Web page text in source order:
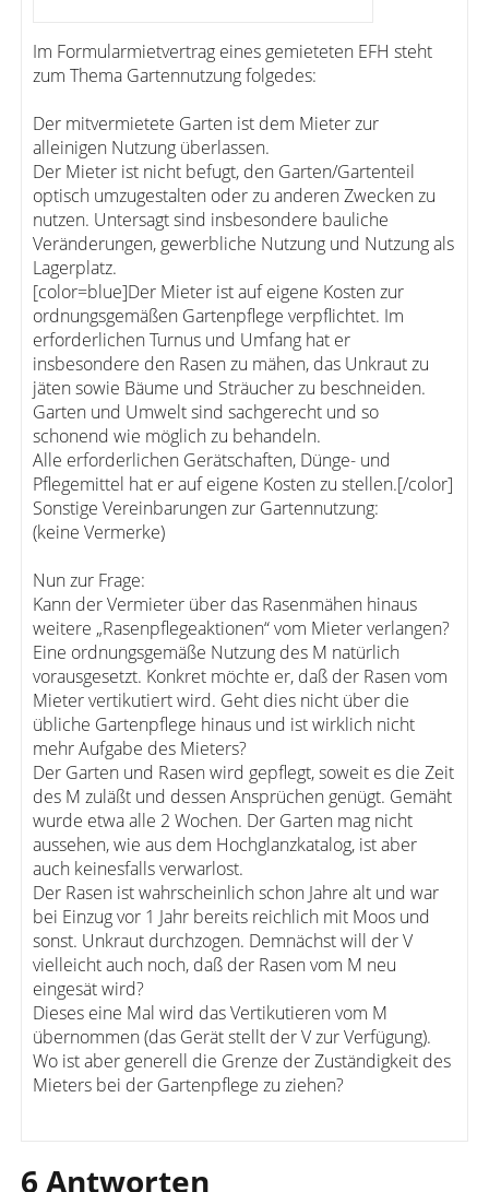
Im Formularmietvertrag eines gemieteten EFH steht
zum Thema Gartennutzung folgedes:
Der mitvermietete Garten ist dem Mieter zur
alleinigen Nutzung überlassen.
Der Mieter ist nicht befugt, den Garten/Gartenteil
optisch umzugestalten oder zu anderen Zwecken zu
nutzen. Untersagt sind insbesondere bauliche
Veränderungen, gewerbliche Nutzung und Nutzung als
Lagerplatz.
[color=blue]Der Mieter ist auf eigene Kosten zur
ordnungsgemäßen Gartenpflege verpflichtet. Im
erforderlichen Turnus und Umfang hat er
insbesondere den Rasen zu mähen, das Unkraut zu
jäten sowie Bäume und Sträucher zu beschneiden.
Garten und Umwelt sind sachgerecht und so
schonend wie möglich zu behandeln.
Alle erforderlichen Gerätschaften, Dünge- und
Pflegemittel hat er auf eigene Kosten zu stellen.[/color]
Sonstige Vereinbarungen zur Gartennutzung:
(keine Vermerke)
Nun zur Frage:
Kann der Vermieter über das Rasenmähen hinaus
weitere „Rasenpflegeaktionen“ vom Mieter verlangen?
Eine ordnungsgemäße Nutzung des M natürlich
vorausgesetzt. Konkret möchte er, daß der Rasen vom
Mieter vertikutiert wird. Geht dies nicht über die
übliche Gartenpflege hinaus und ist wirklich nicht
mehr Aufgabe des Mieters?
Der Garten und Rasen wird gepflegt, soweit es die Zeit
des M zuläßt und dessen Ansprüchen genügt. Gemäht
wurde etwa alle 2 Wochen. Der Garten mag nicht
aussehen, wie aus dem Hochglanzkatalog, ist aber
auch keinesfalls verwarlost.
Der Rasen ist wahrscheinlich schon Jahre alt und war
bei Einzug vor 1 Jahr bereits reichlich mit Moos und
sonst. Unkraut durchzogen. Demnächst will der V
vielleicht auch noch, daß der Rasen vom M neu
eingesät wird?
Dieses eine Mal wird das Vertikutieren vom M
übernommen (das Gerät stellt der V zur Verfügung).
Wo ist aber generell die Grenze der Zuständigkeit des
Mieters bei der Gartenpflege zu ziehen?
6 Antworten